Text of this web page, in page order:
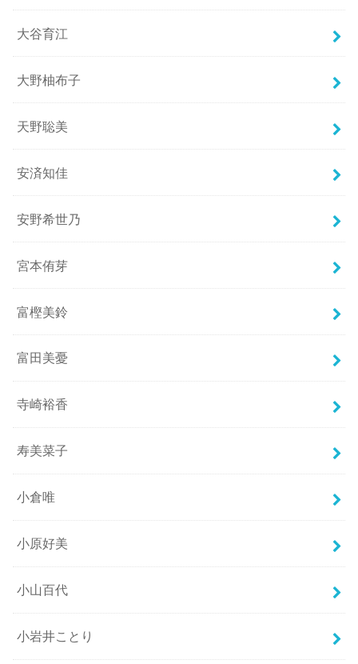
大谷育江
大野柚布子
天野聡美
安済知佳
安野希世乃
宮本侑芽
富樫美鈴
富田美憂
寺崎裕香
寿美菜子
小倉唯
小原好美
小山百代
小岩井ことり